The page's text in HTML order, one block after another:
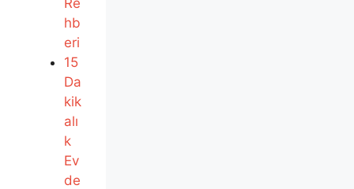
hb
eri
15
Da
kik
alı
k
Ev
de